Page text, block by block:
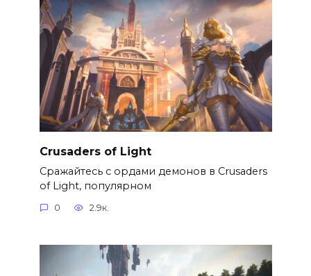
Crusaders of Light
Сражайтесь с ордами демонов в Crusaders
of Light, популярном
0 2.9к.